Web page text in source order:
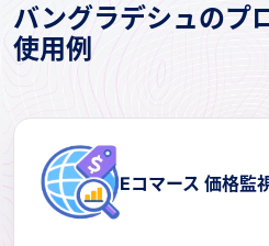
バングラデシュのプ
使用例
Eコマース 価格